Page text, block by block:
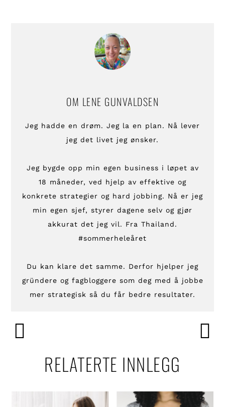
OM LENE GUNVALDSEN
Jeg hadde en drøm. Jeg la en plan. Nå lever
jeg det livet jeg ønsker.
Jeg bygde opp min egen business i løpet av
18 måneder, ved hjelp av effektive og
konkrete strategier og hard jobbing. Nå er jeg
min egen sjef, styrer dagene selv og gjør
akkurat det jeg vil. Fra Thailand.
#sommerheleåret
Du kan klare det samme. Derfor hjelper jeg
gründere og fagbloggere som deg med å jobbe
mer strategisk så du får bedre resultater.
RELATERTE INNLEGG